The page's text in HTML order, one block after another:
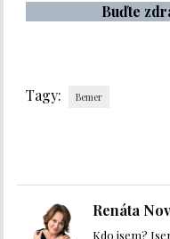
Buďte
Tagy: Bemer
Renáta
Kdo jsem?